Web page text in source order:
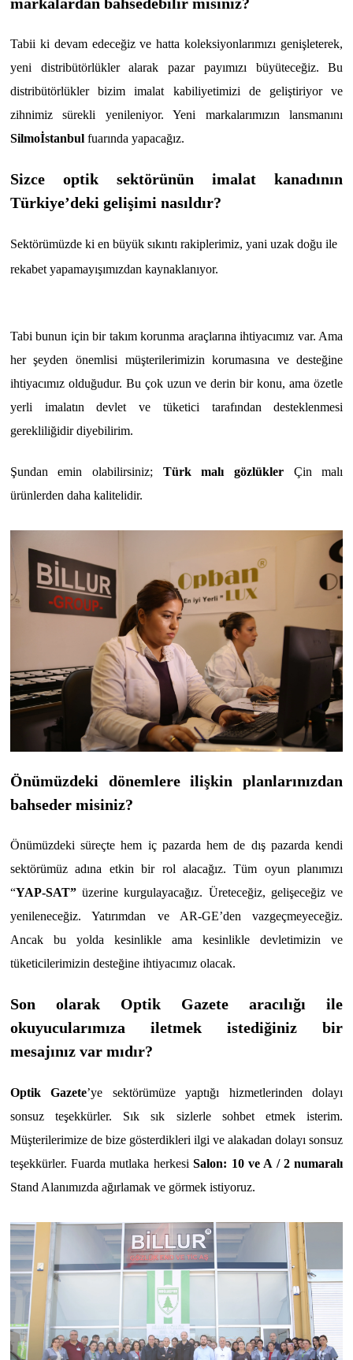
Tabii ki devam edeceğiz ve hatta koleksiyonlarımızı genişleterek,
yeni distribütörlükler alarak pazar payımızı büyüteceğiz. Bu
distribütörlükler bizim imalat kabiliyetimizi de geliştiriyor ve
zihnimiz sürekli yenileniyor. Yeni markalarımızın lansmanını
Silmoİstanbul fuarında yapacağız.
Sizce optik sektörünün imalat kanadının
Türkiye’deki gelişimi nasıldır?
Sektörümüzde ki en büyük sıkıntı rakiplerimiz, yani uzak doğu ile
rekabet yapamayışımızdan kaynaklanıyor.
Tabi bunun için bir takım korunma araçlarına ihtiyacımız var. Ama
her şeyden önemlisi müşterilerimizin korumasına ve desteğine
ihtiyacımız olduğudur. Bu çok uzun ve derin bir konu, ama özetle
yerli imalatın devlet ve tüketici tarafından desteklenmesi
gerekliliğidir diyebilirim.
Şundan emin olabilirsiniz; Türk malı gözlüklerÇin malı
ürünlerden daha kalitelidir.
Önümüzdeki dönemlere ilişkin planlarınızdan
bahseder misiniz?
Önümüzdeki süreçte hem iç pazarda hem de dış pazarda kendi
sektörümüz adına etkin bir rol alacağız. Tüm oyun planımızı
“YAP-SAT”üzerine kurgulayacağız. Üreteceğiz, gelişeceğiz ve
yenileneceğiz. Yatırımdan ve AR-GE’den vazgeçmeyeceğiz.
Ancak bu yolda kesinlikle ama kesinlikle devletimizin ve
tüketicilerimizin desteğine ihtiyacımız olacak.
Son olarak Optik Gazete aracılığı ile
okuyucularımıza iletmek istediğiniz bir
mesajınız var mıdır?
Optik Gazete’ye sektörümüze yaptığı hizmetlerinden dolayı
sonsuz teşekkürler. Sık sık sizlerle sohbet etmek isterim.
Müşterilerimize de bize gösterdikleri ilgi ve alakadan dolayı sonsuz
teşekkürler. Fuarda mutlaka herkesiSalon: 10 ve A / 2 numaralı
Stand Alanımızda ağırlamak ve görmek istiyoruz.